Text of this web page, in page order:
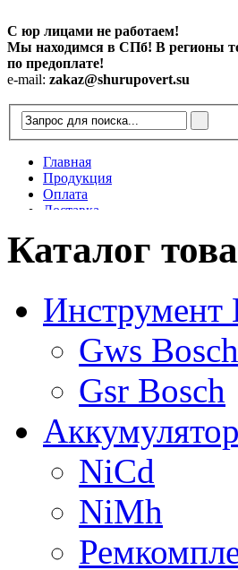
С юр лицами не работаем!
Мы находимся в СПб! В регионы
по предоплате!
e-mail: zakaz@shurupovert.su
Главная
Продукция
Оплата
Доставка
Статьи
Каталог
Инструмент
Gws Bosch
Gsr Bosch
NiCd
NiMh